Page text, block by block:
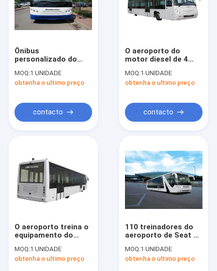
Ônibus
personalizado do
de 51 passageiros,
treinador de giro
MOQ:1 UNIDADE
obtenha o ultimo preço
contacto
O aeroporto do
motor diesel de 4
ônibus CE/ISO9001
da rampa: 2008
MOQ:1 UNIDADE
obtenha o ultimo preço
contacto
O aeroporto treina o
equipamento do
com
condicionamento de
MOQ:1 UNIDADE
obtenha o ultimo preço
110 treinadores do
aeroporto de Seat do
auto transmissão
MOQ:1 UNIDADE
obtenha o ultimo preço